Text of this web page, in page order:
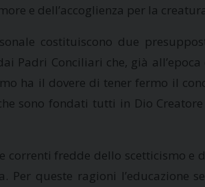
e dell’accoglienza per la
costituiscono due
Padri Conciliari che, già
ha il dovere di tener fermo il
sono fondati tutti in Dio
fredde dello scetticismo
queste ragioni l’educazione